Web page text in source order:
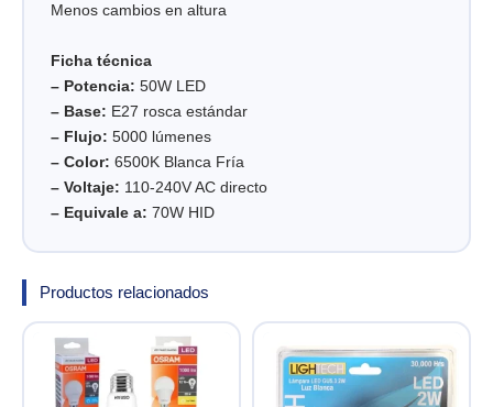
Menos cambios en altura
Ficha técnica
– Potencia: 50W LED
– Base: E27 rosca estándar
– Flujo: 5000 lúmenes
– Color: 6500K Blanca Fría
– Voltaje: 110-240V AC directo
– Equivale a: 70W HID
Productos relacionados